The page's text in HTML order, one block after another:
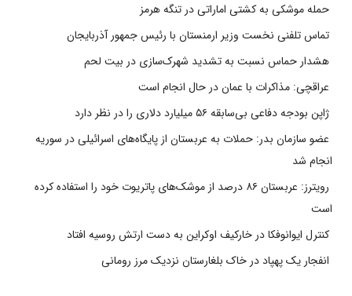
حمله موشکی به کشتی اماراتی در تنگه هرمز
تماس تلفنی نخست وزیر ارمنستان با رئیس جمهور آذربایجان
هشدار حماس نسبت به تشدید شهرک‌سازی در بیت‌ لحم
عراقچی: مذاکرات با عمان در حال انجام است
ژاپن بودجه دفاعی بی‌سابقه ۵۶ میلیارد دلاری را در نظر دارد
عضو سازمان بدر: حملات به عربستان از پایگاه‌های اسرائیلی در سوریه
انجام شد
رویترز: عربستان ۸۶ درصد از موشک‌های پاتریوت خود را استفاده کرده
است
کنترل ایوانوفکا در خارکیف اوکراین به دست ارتش روسیه افتاد
انفجار یک پهپاد در خاک بلغارستان نزدیک مرز رومانی